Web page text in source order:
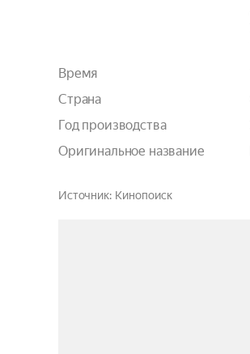
Время
Страна
Год производства
Оригинальное название
Источник Кинопоиск